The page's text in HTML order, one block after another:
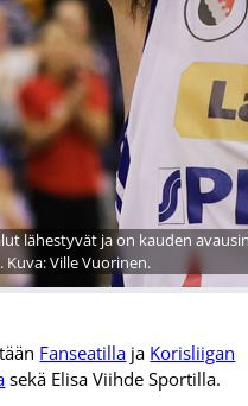
lähestyvät ja on kauden
Kuva: Ville Vuorinen.
Fanseatilla ja Korisliigan
sekä Elisa Viihde Sportilla.